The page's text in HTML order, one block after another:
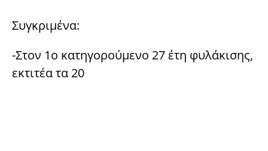
Συγκριμένα:
-Στον 1ο κατηγορούμενο 27 έτη φυλάκισης,
εκτιτέα τα 20